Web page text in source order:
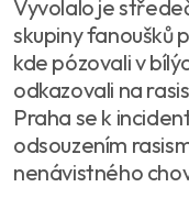
Vyvolalo je
skupiny fanoušků
kde pózovali v
odkazovali na
Praha se k
odsouzením
nenávistného